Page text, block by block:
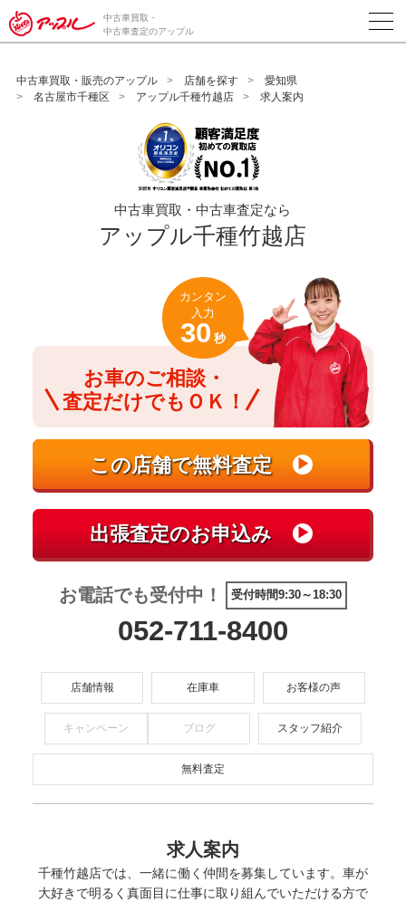
/*ABテスト_新規査定フォームの為のCVボタン*/
中古車買取・
中古車査定のアップル
中古車買取・販売のアップル 店舗を探す
愛知県
名古屋市千種区
アップル千種竹越店 求人案内
中古車買取・中古車査定なら
アップル千種竹越店
お車のご相談・
査定だけでもＯＫ！
カンタン
入力
30 秒
お電話でも受付中！ 受付時間9:30～18:30
052-711-8400
店舗情報 在庫車 お客様の声
キャンペーン ブログ スタッフ紹介
無料査定
求人案内
千種竹越店では、一緒に働く仲間を募集しています。車が
大好きで明るく真面目に仕事に取り組んでいただける方で